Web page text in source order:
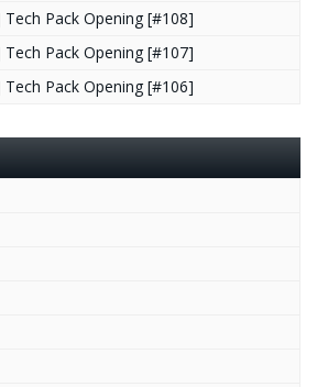
Pack Opening [#108]
Pack Opening [#107]
Pack Opening [#106]